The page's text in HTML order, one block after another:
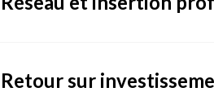
Retour sur